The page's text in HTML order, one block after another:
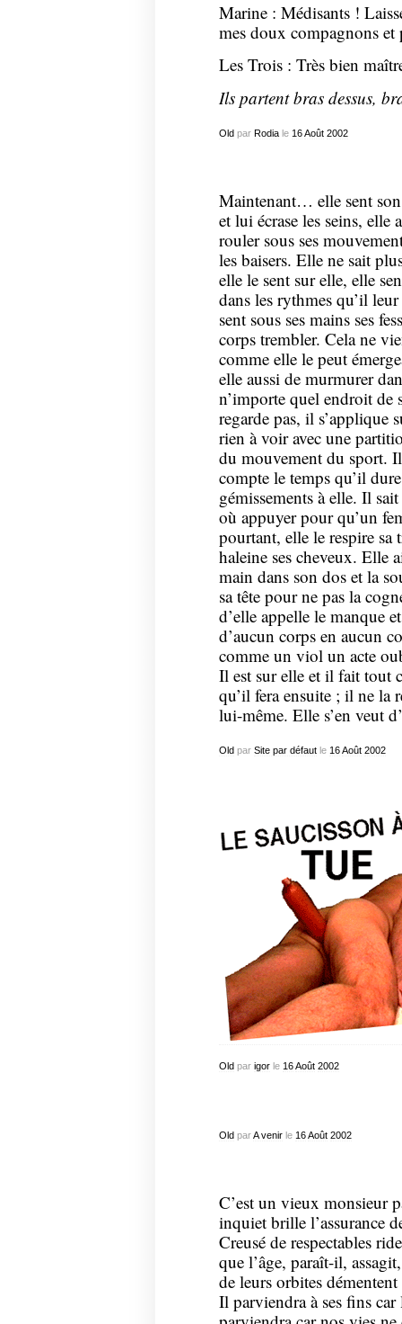
Marine : Médisants !
mes doux compagnons et
Les Trois : Très bien
Ils partent bras dessus,
Oldpar Rodiale 16 Août 2002
Maintenant… elle sent
et lui écrase les seins, elle
rouler sous ses
les baisers. Elle ne sait
elle le sent sur elle, elle
dans les rythmes qu’il
sent sous ses mains ses
corps trembler. Cela ne
comme elle le peut
elle aussi de murmurer
n’importe quel endroit de
regarde pas, il s’applique
rien à voir avec une
du mouvement du sport.
compte le temps qu’il
gémissements à elle. Il
où appuyer pour qu’un
pourtant, elle le respire sa
haleine ses cheveux. Elle
main dans son dos et la
sa tête pour ne pas la
d’elle appelle le manque
d’aucun corps en aucun
comme un viol un acte
Il est sur elle et il fait tout
qu’il fera ensuite ; il ne la
lui-même. Elle s’en veut
Oldpar Site par défautle 16 Août 2002
Oldpar igorle 16 Août 2002
Old parA venirle 16 Août 2002
C’est un vieux monsieur
inquiet brille l’assurance
Creusé de respectables
que l’âge, paraît-il,
de leurs orbites démentent
Il parviendra à ses fins